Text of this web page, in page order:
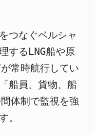
つなぐペルシャ
するLNG船や原
常時航行してい
船員、貨物、船
体制で監視を強
。